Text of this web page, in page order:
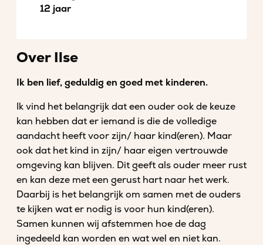
12 jaar
Over Ilse
Ik ben lief, geduldig en goed met kinderen.
Ik vind het belangrijk dat een ouder ook de keuze
kan hebben dat er iemand is die de volledige
aandacht heeft voor zijn/ haar kind(eren). Maar
ook dat het kind in zijn/ haar eigen vertrouwde
omgeving kan blijven. Dit geeft als ouder meer rust
en kan deze met een gerust hart naar het werk.
Daarbij is het belangrijk om samen met de ouders
te kijken wat er nodig is voor hun kind(eren).
Samen kunnen wij afstemmen hoe de dag
ingedeeld kan worden en wat wel en niet kan.